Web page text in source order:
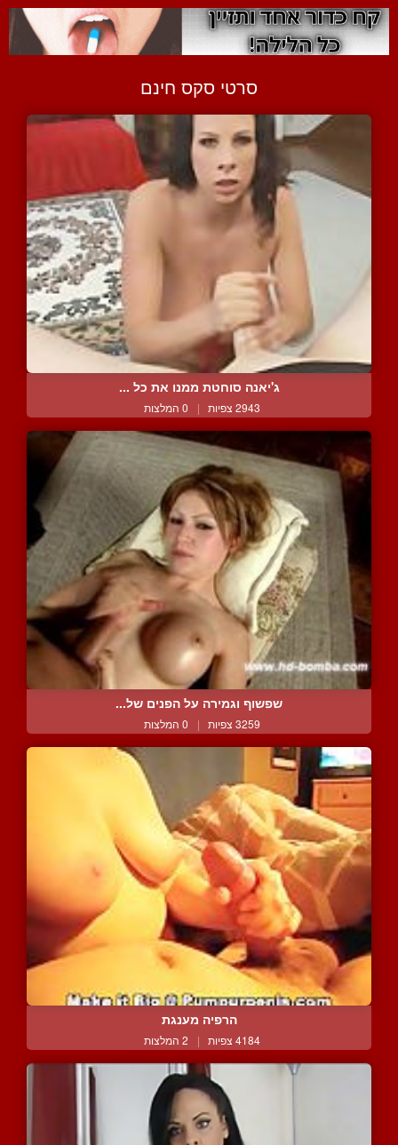
סרטי סקס חינם
ג'יאנה סוחטת ממנו את כל ...
2943 צפיות | 0 המלצות
שפשוף וגמירה על הפנים של...
3259 צפיות | 0 המלצות
הרפיה מענגת
4184 צפיות | 2 המלצות